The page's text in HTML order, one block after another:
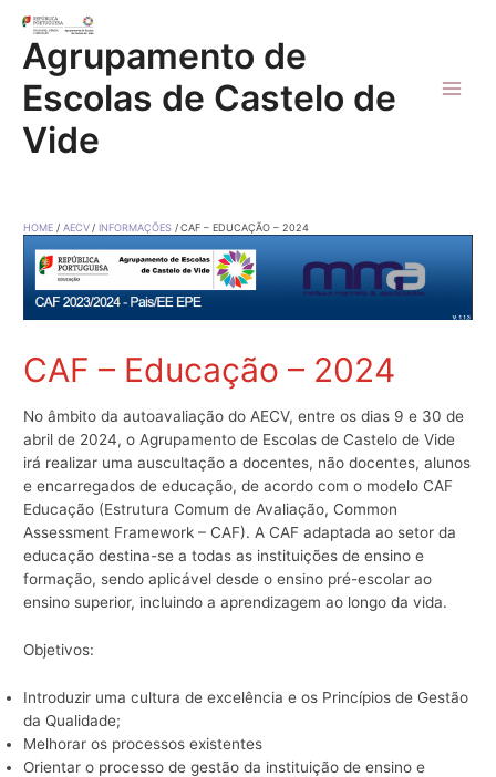
content
Agrupamento de
Escolas de Castelo de
Vide
HOME AECV INFORMAÇÕES CAF – EDUCAÇÃO – 2024
CAF – Educação – 2024
No âmbito da autoavaliação do AECV, entre os dias 9 e 30 de
abril de 2024, o Agrupamento de Escolas de Castelo de Vide
irá realizar uma auscultação a docentes, não docentes, alunos
e encarregados de educação, de acordo com o modelo CAF
Educação (Estrutura Comum de Avaliação, Common
Assessment Framework – CAF). A CAF adaptada ao setor da
educação destina-se a todas as instituições de ensino e
formação, sendo aplicável desde o ensino pré-escolar ao
ensino superior, incluindo a aprendizagem ao longo da vida.
Objetivos:
Introduzir uma cultura de excelência e os Princípios de Gestão
da Qualidade;
Melhorar os processos existentes
Orientar o processo de gestão da instituição de ensino e